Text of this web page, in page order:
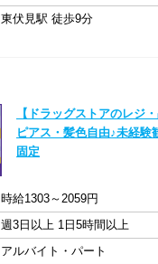
東伏見駅 徒歩9分
【ドラッグストアのレジ
ピアス・髪色自由♪未経
固定
時給1303～2059円
週3日以上 1日5時間以上
アルバイト・パート